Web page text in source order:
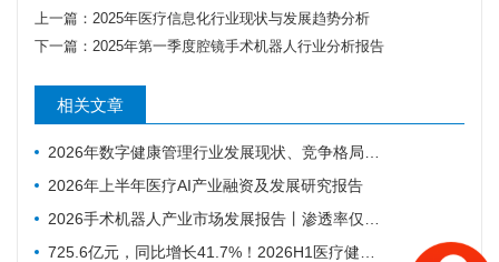
上一篇： 2025年医疗信息化行业现状与发展趋势分析
下一篇： 2025年第一季度腔镜手术机器人行业分析报告
相关文章
2026年数字健康管理行业发展现状、竞争格局及未来趋势分析
2026年上半年医疗AI产业融资及发展研究报告
2026手术机器人产业市场发展报告丨渗透率仅0.7% ，为什么行业还是在讲未来可期？
725.6亿元，同比增长41.7%！2026H1医疗健康投融资趋势深度分析